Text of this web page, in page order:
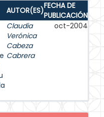
AUTOR(ES)FECHA DE
PUBLICACIÓN
Claudia
Verónica
Cabeza
Cabrera
oct-2004